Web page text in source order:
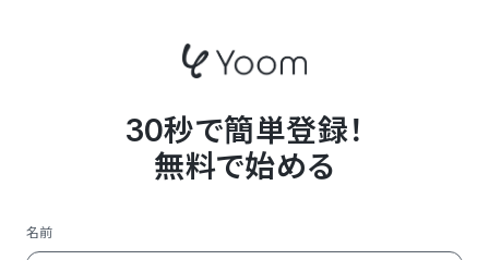
30秒で簡単登録！
無料で始める
名前